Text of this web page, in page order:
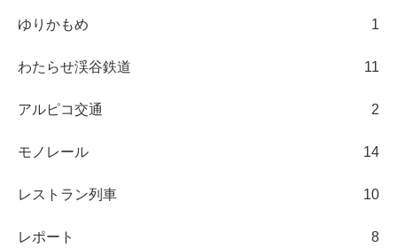
ゆりかもめ 1
わたらせ渓谷鉄道 11
アルピコ交通 2
モノレール 14
レストラン列車 10
レポート 8